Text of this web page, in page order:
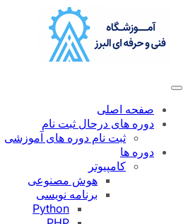
محتوا
صفحه اصلی
دوره های درحال ثبت نام
ثبت نام دوره های آموزشی
دوره ها
کامپیوتر
هوش مصنوعی
برنامه نویسی
Python